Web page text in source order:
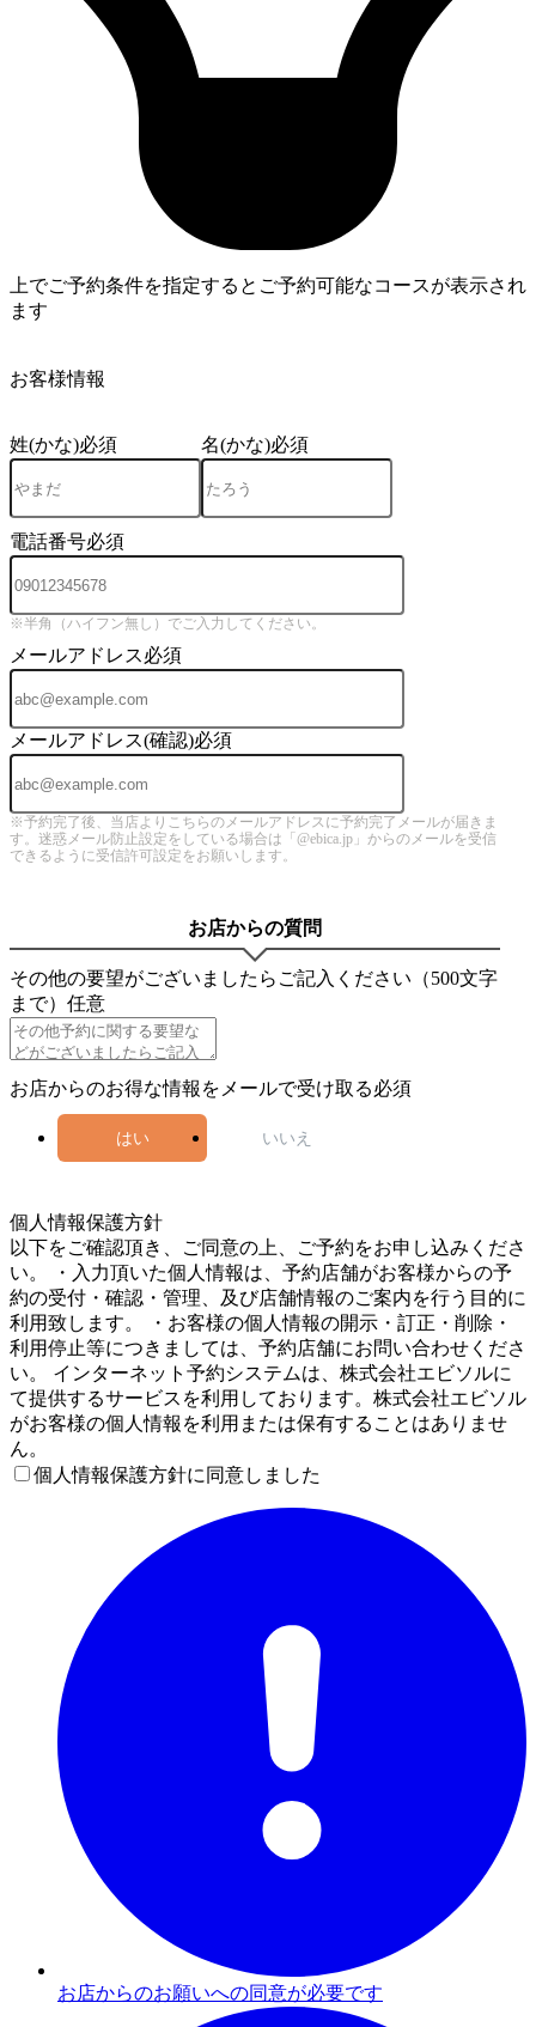
上でご予約条件を指定するとご予約可能なコースが表示され
ます
お客様情報
姓(かな)必須 名(かな)必須
電話番号必須
※半角（ハイフン無し）でご入力してください。
メールアドレス必須
メールアドレス(確認)必須
※予約完了後、当店よりこちらのメールアドレスに予約完了メールが届きま
す。迷惑メール防止設定をしている場合は「@ebica.jp」からのメールを受信
できるように受信許可設定をお願いします。
お店からの質問
その他の要望がございましたらご記入ください（500文字
まで） 任意
お店からのお得な情報をメールで受け取る必須
はい いいえ
個人情報保護方針
以下をご確認頂き、ご同意の上、ご予約をお申し込みくださ
い。 ・入力頂いた個人情報は、予約店舗がお客様からの予
約の受付・確認・管理、及び店舗情報のご案内を行う目的に
利用致します。 ・お客様の個人情報の開示・訂正・削除・
利用停止等につきましては、予約店舗にお問い合わせくださ
い。 インターネット予約システムは、株式会社エビソルに
て提供するサービスを利用しております。株式会社エビソル
がお客様の個人情報を利用または保有することはありませ
ん。
個人情報保護方針に同意しました
お店からのお願いへの同意が必要です